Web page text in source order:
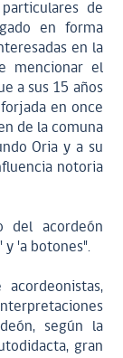
de
en forma
en la
mencionar el
a sus 15 años
en once
de la comuna
Oria y a su
notoria
del acordeón
y 'a botones".
según la
gran